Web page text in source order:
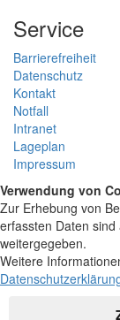
Service
Barrierefreiheit
Datenschutz
Kontakt
Notfall
Intranet
Lageplan
Impressum
Verwendung von
Zur Erhebung von
erfassten Daten
weitergegeben.
Weitere